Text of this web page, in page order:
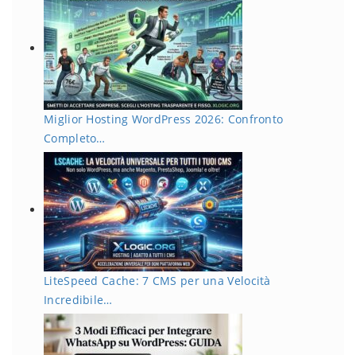
Miglior Hosting WordPress 2026: Confronto
Completo…
LiteSpeed Cache: 7 CMS per una Velocità
Incredibile…